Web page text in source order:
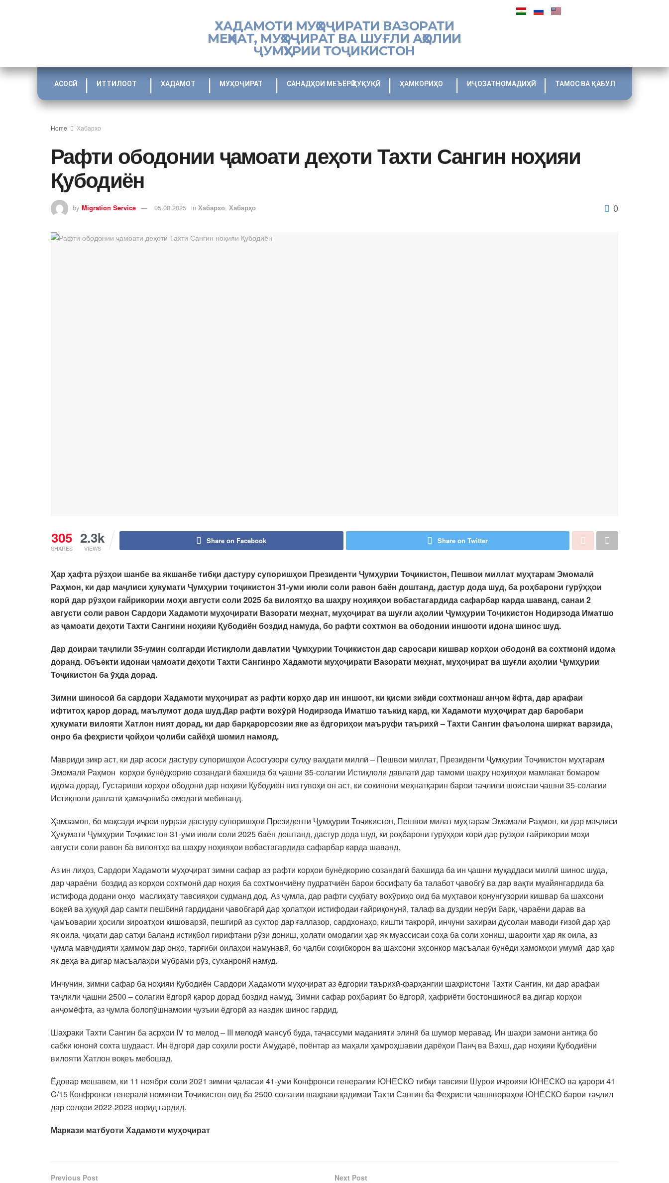
ХАДАМОТИ МУҲОҶИРАТИ ВАЗОРАТИ
МЕҲНАТ, МУҲОҶИРАТ ВА ШУҒЛИ АҲОЛИИ
ҶУМҲУРИИ ТОҶИКИСТОН
АСОСӢ ИТТИЛООТ ХАДАМОТ МУҲОҶИРАТ САНАДҲОИ МЕЪЁРӢ ҲУҚУҚӢ ҲАМКОРИҲО ИҶОЗАТНОМАДИҲӢ ТАМОС ВА ҚАБУЛ
Home Хабархо
Рафти ободонии ҷамоати деҳоти Тахти Сангин ноҳияи
Қубодиён
by Migration Service 05.08.2025 in Хабархо, Хабарҳо 0
305
SHARES
2.3k
VIEWS
Share on Facebook Share on Twitter
Ҳар ҳафта рӯзҳои шанбе ва якшанбе тибқи дастуру супоришҳои Президенти Ҷумҳурии Тоҷикистон, Пешвои миллат муҳтарам Эмомалӣ
Раҳмон, ки дар маҷлиси ҳукумати Ҷумҳурии тоҷикистон 31-уми июли соли равон баён доштанд, дастур дода шуд, ба роҳбарони гурӯҳҳои
корӣ дар рӯзҳои ғайрикории моҳи августи соли 2025 ба вилоятҳо ва шаҳру ноҳияҳои вобастагардида сафарбар карда шаванд, санаи 2
августи соли равон Сардори Хадамоти муҳоҷирати Вазорати меҳнат, муҳоҷират ва шуғли аҳолии Ҷумҳурии Тоҷикистон Нодирзода Иматшо
аз ҷамоати деҳоти Тахти Сангини ноҳияи Қубодиён боздид намуда, бо рафти сохтмон ва ободонии иншооти идона шинос шуд.
Дар доираи таҷлили 35-умин солгарди Истиқлоли давлатии Ҷумҳурии Тоҷикистон дар саросари кишвар корҳои ободонӣ ва сохтмонӣ идома
доранд. Объекти идонаи ҷамоати деҳоти Тахти Сангинро Хадамоти муҳоҷирати Вазорати меҳнат, муҳоҷират ва шуғли аҳолии Ҷумҳурии
Тоҷикистон ба ӯҳда дорад.
Зимни шиносоӣ ба сардори Хадамоти муҳоҷират аз рафти корҳо дар ин иншоот, ки қисми зиёди сохтмонаш анҷом ёфта, дар арафаи
ифтитоҳ қарор дорад, маълумот дода шуд.Дар рафти вохӯрӣ Нодирзода Иматшо таъкид кард, ки Хадамоти муҳоҷират дар баробари
ҳукумати вилояти Хатлон ният дорад, ки дар барқарорсозии яке аз ёдгориҳои маъруфи таърихӣ – Тахти Сангин фаъолона ширкат варзида,
онро ба феҳристи ҷойҳои ҷолиби сайёҳӣ шомил намояд.
Мавриди зикр аст, ки дар асоси дастуру супоришҳои Асосгузори сулҳу ваҳдати миллӣ – Пешвои миллат, Президенти Ҷумҳурии Тоҷикистон муҳтарам
Эмомалӣ Раҳмон корҳои бунёдкорию созандагӣ бахшида ба ҷашни 35-солагии Истиқлоли давлатӣ дар тамоми шаҳру ноҳияҳои мамлакат бомаром
идома дорад. Густариши корҳои ободонӣ дар ноҳияи Қубодиён низ гувоҳи он аст, ки сокинони меҳнатқарин барои таҷлили шоистаи ҷашни 35-солагии
Истиқлоли давлатӣ ҳамаҷониба омодагӣ мебинанд.
Ҳамзамон, бо мақсади иҷрои пурраи дастуру супоришҳои Президенти Ҷумҳурии Тоҷикистон, Пешвои милат муҳтарам Эмомалӣ Раҳмон, ки дар маҷлиси
Ҳукумати Ҷумҳурии Тоҷикистон 31-уми июли соли 2025 баён доштанд, дастур дода шуд, ки роҳбарони гурӯҳҳои корӣ дар рӯзҳои ғайрикории моҳи
августи соли равон ба вилоятҳо ва шаҳру ноҳияҳои вобастагардида сафарбар карда шаванд.
Аз ин лиҳоз, Сардори Хадамоти муҳоҷират зимни сафар аз рафти корҳои бунёдкорию созандагӣ бахшида ба ин ҷашни муқаддаси миллӣ шинос шуда,
дар ҷараёни боздид аз корҳои сохтмонӣ дар ноҳия ба сохтмончиёну пудратчиён барои босифату ба талабот ҷавобгӯ ва дар вақти муайянгардида ба
истифода додани онҳо маслиҳату тавсияҳои судманд дод. Аз ҷумла, дар рафти суҳбату вохӯриҳо оид ба муҳтавои қонунгузории кишвар ба шахсони
воқеӣ ва ҳуқуқӣ дар самти пешбинӣ гардидани ҷавобгарӣ дар ҳолатҳои истифодаи ғайриқонунӣ, талаф ва дуздии нерӯи барқ, ҷараёни дарав ва
ҷамъоварии ҳосили зироатҳои кишоварзӣ, пешгирӣ аз сухтор дар ғаллазор, сардхонаҳо, кишти такрорӣ, инчуни захираи дусолаи маводи ғизоӣ дар ҳар
як оила, ҷиҳати дар сатҳи баланд истиқбол гирифтани рӯзи дониш, ҳолати омодагии ҳар як муассисаи соҳа ба соли хониш, шароити ҳар як оила, аз
ҷумла мавҷудияти ҳаммом дар онҳо, тарғиби оилаҳои намунавӣ, бо ҷалби соҳибкорон ва шахсони эҳсонкор масъалаи бунёди ҳамомҳои умумӣ дар ҳар
як деҳа ва дигар масъалаҳои мубрами рӯз, суханронӣ намуд.
Инчунин, зимни сафар ба ноҳияи Қубодиён Сардори Хадамоти муҳоҷират аз ёдгории таърихӣ-фарҳангии шаҳристони Тахти Сангин, ки дар арафаи
таҷлили ҷашни 2500 – солагии ёдгорӣ қарор дорад боздид намуд. Зимни сафар роҳбарият бо ёдгорӣ, ҳафриёти бостоншиносӣ ва дигар корҳои
анҷомёфта, аз ҷумла болопӯшнамоии ҷузъии ёдгорӣ аз наздик шинос гардид.
Шаҳраки Тахти Сангин ба асрҳои IV то мелод – III мелодӣ мансуб буда, таҷассуми маданияти элинӣ ба шумор меравад. Ин шаҳри замони антиқа бо
сабки юнонӣ сохта шудааст. Ин ёдгорӣ дар соҳили рости Амударё, поёнтар аз маҳали ҳамроҳшавии дарёҳои Панҷ ва Вахш, дар ноҳияи Қубодиёни
вилояти Хатлон воқеъ мебошад.
Ёдовар мешавем, ки 11 ноябри соли 2021 зимни ҷаласаи 41-уми Конфронси генералии ЮНЕСКО тибқи тавсияи Шурои иҷроияи ЮНЕСКО ва қарори 41
C/15 Конфронси генералӣ номинаи Тоҷикистон оид ба 2500-солагии шаҳраки қадимаи Тахти Сангин ба Феҳристи ҷашнвораҳои ЮНЕСКО барои таҷлил
дар солҳои 2022-2023 ворид гардид.
Маркази матбуоти Хадамоти муҳоҷират
Previous Post Next Post